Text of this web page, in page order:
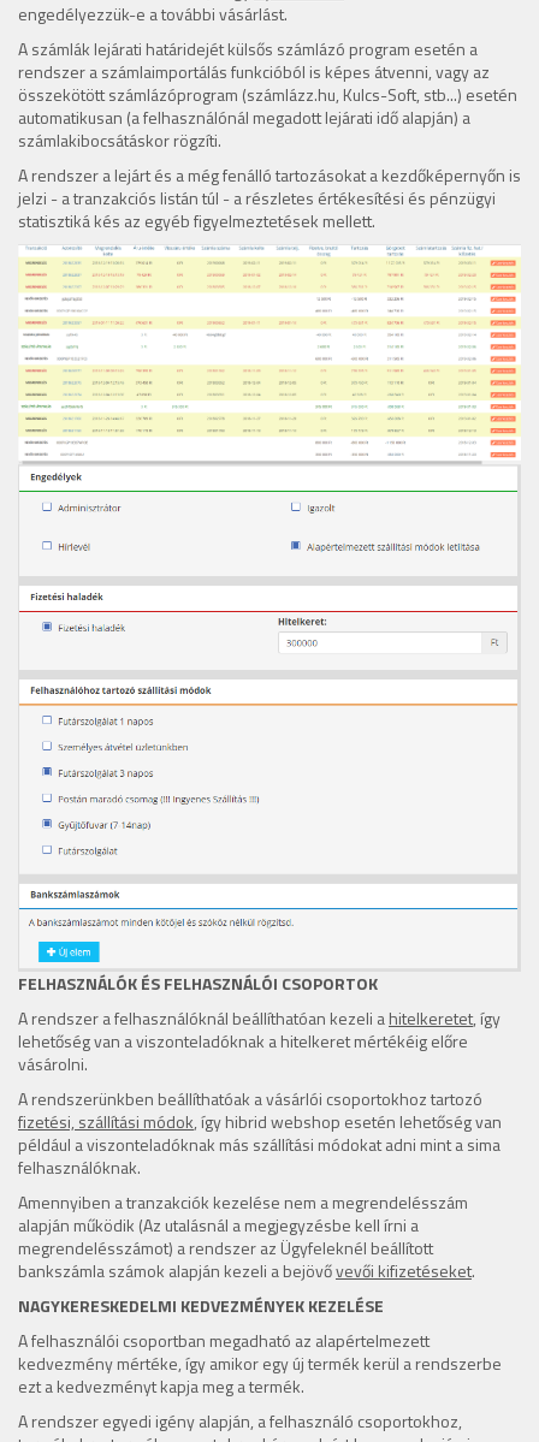
engedélyezzük-e a további vásárlást.
A számlák lejárati határidejét külsős számlázó program esetén a
rendszer a számlaimportálás funkcióból is képes átvenni, vagy az
összekötött számlázóprogram (számlázz.hu, Kulcs-Soft, stb...) esetén
automatikusan (a felhasználónál megadott lejárati idő alapján) a
számlakibocsátáskor rögzíti.
A rendszer a lejárt és a még fenálló tartozásokat a kezdőképernyőn is
jelzi - a tranzakciós listán túl - a részletes értékesítési és pénzügyi
statisztiká kés az egyéb figyelmeztetések mellett.
FELHASZNÁLÓK ÉS FELHASZNÁLÓI CSOPORTOK
A rendszer a felhasználóknál beállíthatóan kezeli ahitelkeretet, így
lehetőség van a viszonteladóknak a hitelkeret mértékéig előre
vásárolni.
A rendszerünkben beállíthatóak a vásárlói csoportokhoz tartozó
fizetési, szállítási módok, így hibrid webshop esetén lehetőség van
például a viszonteladóknak más szállítási módokat adni mint a sima
felhasználóknak.
Amennyiben a tranzakciók kezelése nem a megrendelésszám
alapján működik (Az utalásnál a megjegyzésbe kell írni a
megrendelésszámot) a rendszer az Ügyfeleknél beállított
bankszámla számok alapján kezeli a bejövővevői kifizetéseket.
NAGYKERESKEDELMI KEDVEZMÉNYEK KEZELÉSE
A felhasználói csoportban megadható az alapértelmezett
kedvezmény mértéke, így amikor egy új termék kerül a rendszerbe
ezt a kedvezményt kapja meg a termék.
A rendszer egyedi igény alapján, a felhasználó csoportokhoz,